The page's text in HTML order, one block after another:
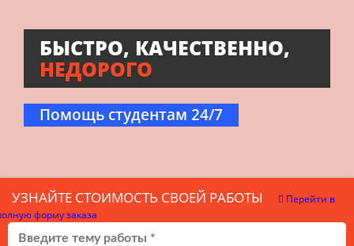
БЫСТРО, КАЧЕСТВЕННО,
НЕДОРОГО
Помощь студентам 24/7
УЗНАЙТЕ СТОИМОСТЬ СВОЕЙ РАБОТЫ
Перейти в
форму заказа